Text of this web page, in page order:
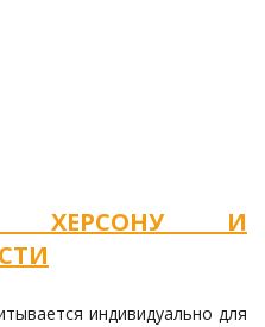
ХЕРСОНУ И
индивидуально для